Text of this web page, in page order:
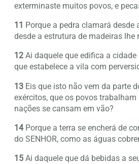
exterminaste muitos povos, e
11 Porque a pedra clamará desde
desde a estrutura de madeiras lhe
12 Ai daquele que edifica a
que estabelece a vila com
13 Eis que isto não vem da parte
exércitos, que os povos
nações se cansam em vão?
14Porque a terra se encherá de
do SENHOR, como as águas
15 Ai daquele que dá bebidas a